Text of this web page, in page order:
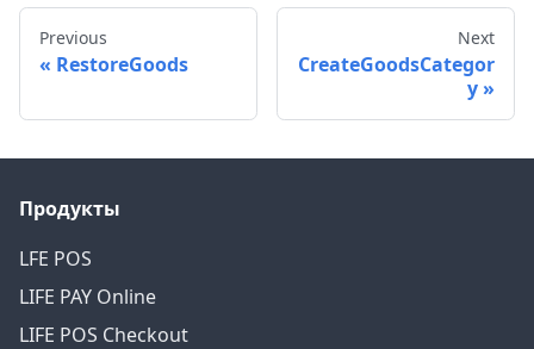
Previous
RestoreGoods
Next
CreateGoodsCategor
y
Продукты
LFE POS
LIFE PAY Online
LIFE POS Checkout